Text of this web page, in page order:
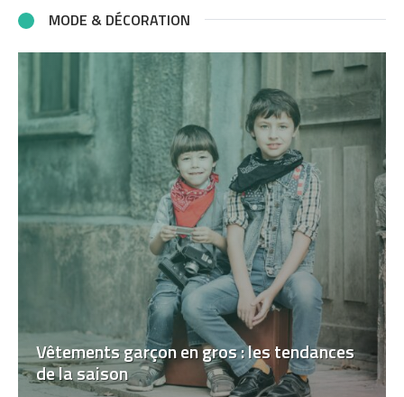
MODE & DÉCORATION
Vêtements garçon en gros : les tendances
de la saison